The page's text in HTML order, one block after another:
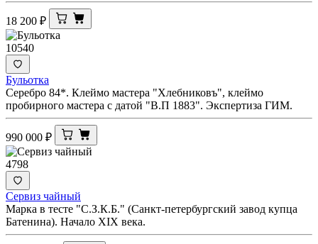
18 200 ₽
10540
Бульотка
Серебро 84*. Клеймо мастера "Хлебниковъ", клеймо
пробирного мастера с датой "В.П 1883". Экспертиза ГИМ.
990 000 ₽
4798
Сервиз чайный
Марка в тесте "С.З.К.Б." (Санкт-петербургский завод купца
Батенина). Начало XIX века.